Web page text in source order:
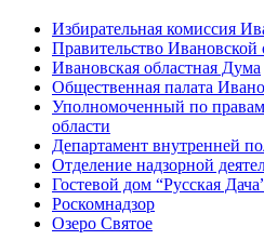
Избирательная комиссия
Правительство Ивановской
Ивановская областная Дума
Общественная палата
Уполномоченный по
области
Департамент внутренней
Отделение надзорной
Гостевой дом “Русская
Роскомнадзор
Озеро Святое